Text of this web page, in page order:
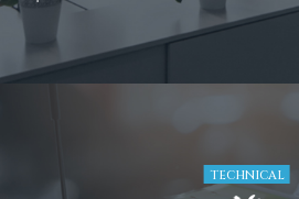
TECHNICAL